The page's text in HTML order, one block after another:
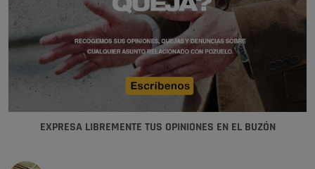
EXPRESA LIBREMENTE TUS OPINIONES EN EL BUZÓN